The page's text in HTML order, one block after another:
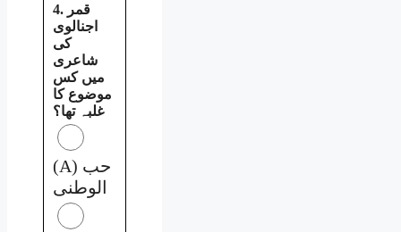
4. قمر
اجنالوی
کی
شاعری
میں کس
موضوع کا
غلبہ تھا؟
(A) حب
الوطنی